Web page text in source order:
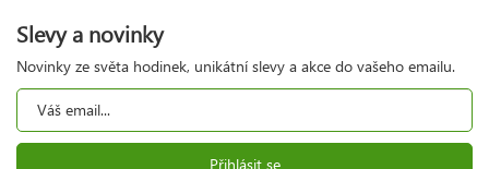
Slevy a novinky
Novinky ze světa hodinek, unikátní slevy a akce do vašeho emailu.
Přihlásit se